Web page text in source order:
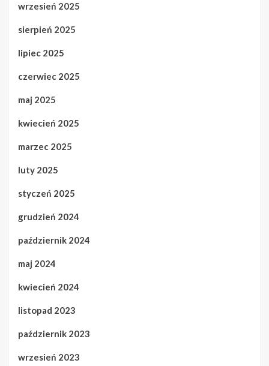
wrzesień 2025
sierpień 2025
lipiec 2025
czerwiec 2025
maj 2025
kwiecień 2025
marzec 2025
luty 2025
styczeń 2025
grudzień 2024
październik 2024
maj 2024
kwiecień 2024
listopad 2023
październik 2023
wrzesień 2023